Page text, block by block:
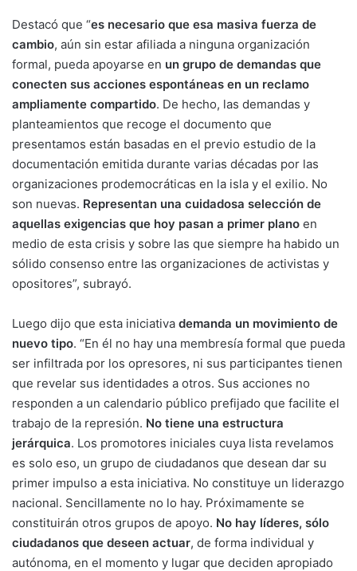
Destacó que “es necesario que esa masiva fuerza de
cambio, aún sin estar afiliada a ninguna organización
formal, pueda apoyarse en un grupo de demandas que
conecten sus acciones espontáneas en un reclamo
ampliamente compartido. De hecho, las demandas y
planteamientos que recoge el documento que
presentamos están basadas en el previo estudio de la
documentación emitida durante varias décadas por las
organizaciones prodemocráticas en la isla y el exilio. No
son nuevas. Representan una cuidadosa selección de
aquellas exigencias que hoy pasan a primer plano en
medio de esta crisis y sobre las que siempre ha habido un
sólido consenso entre las organizaciones de activistas y
opositores”, subrayó.
Luego dijo que esta iniciativa demanda un movimiento de
nuevo tipo. “En él no hay una membresía formal que pueda
ser infiltrada por los opresores, ni sus participantes tienen
que revelar sus identidades a otros. Sus acciones no
responden a un calendario público prefijado que facilite el
trabajo de la represión. No tiene una estructura
jerárquica. Los promotores iniciales cuya lista revelamos
es solo eso, un grupo de ciudadanos que desean dar su
primer impulso a esta iniciativa. No constituye un liderazgo
nacional. Sencillamente no lo hay. Próximamente se
constituirán otros grupos de apoyo. No hay líderes, sólo
ciudadanos que deseen actuar, de forma individual y
autónoma, en el momento y lugar que deciden apropiado